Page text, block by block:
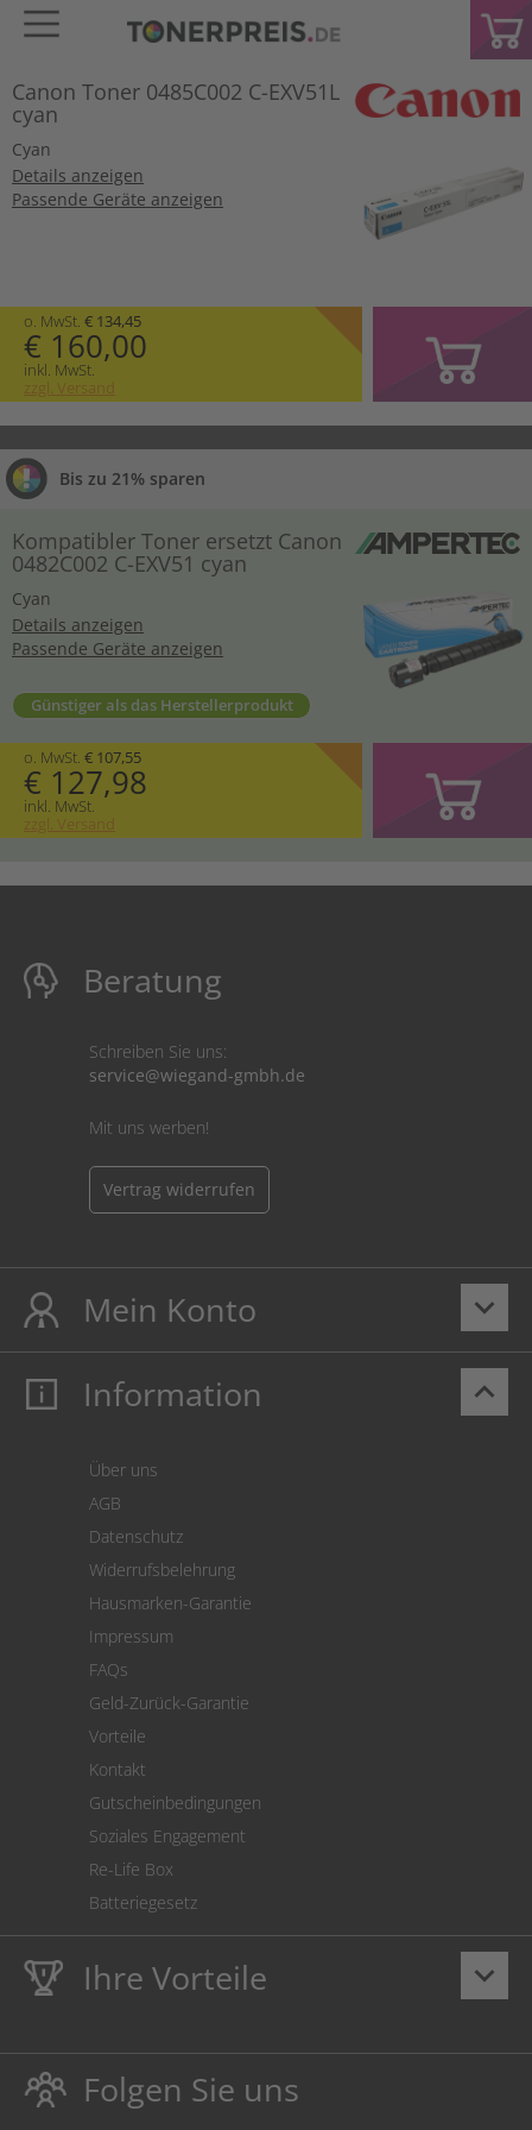
Canon Toner 0485C002 C-EXV51L
cyan
Cyan
Details anzeigen
Passende Geräte anzeigen
o. MwSt. € 134,45
€ 160,00
inkl. MwSt.
zzgl. Versand
Bis zu 21% sparen
Kompatibler Toner ersetzt Canon
0482C002 C-EXV51 cyan
Cyan
Details anzeigen
Passende Geräte anzeigen
Günstiger als das Herstellerprodukt
o. MwSt. € 107,55
€ 127,98
inkl. MwSt.
zzgl. Versand
Beratung
Schreiben Sie uns:
service@wiegand-gmbh.de
Mit uns werben!
Vertrag widerrufen
keyboard_arrow_down
Mein Konto
Mein Konto
Cookie Einstellungen
keyboard_arrow_up
Information
Über uns
AGB
Datenschutz
Widerrufsbelehrung
Hausmarken-Garantie
Impressum
FAQs
Geld-Zurück-Garantie
Vorteile
Kontakt
Gutscheinbedingungen
Soziales Engagement
Re-Life Box
Batteriegesetz
keyboard_arrow_down
Ihre Vorteile
LebenslangeHausmarke Garantieauf Toner und Tinte
schützt auch Ihren Drucker.
Umweltfreundlich dadurch Abfallvermeidung.
Folgen Sie uns